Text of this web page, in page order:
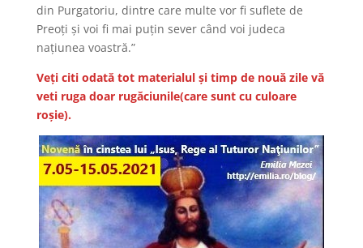
din Purgatoriu, dintre care multe vor fi suflete de
Preoţi şi voi fi mai puţin sever când voi judeca
naţiunea voastră.”
Veți citi odată tot materialul și timp de nouă zile vă
veti ruga doar rugăciunile(care sunt cu culoare
roșie).